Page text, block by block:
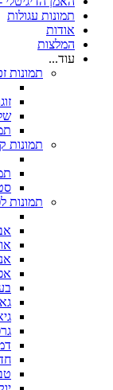
תמונות עגולות
אודות
המלצות
עוד...
תמונות
תמונות
תמונות